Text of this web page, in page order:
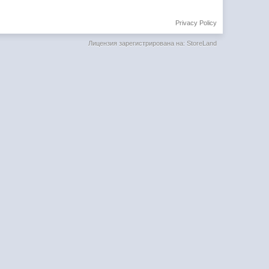
Privacy Policy
Лицензия зарегистрирована на: StoreLand